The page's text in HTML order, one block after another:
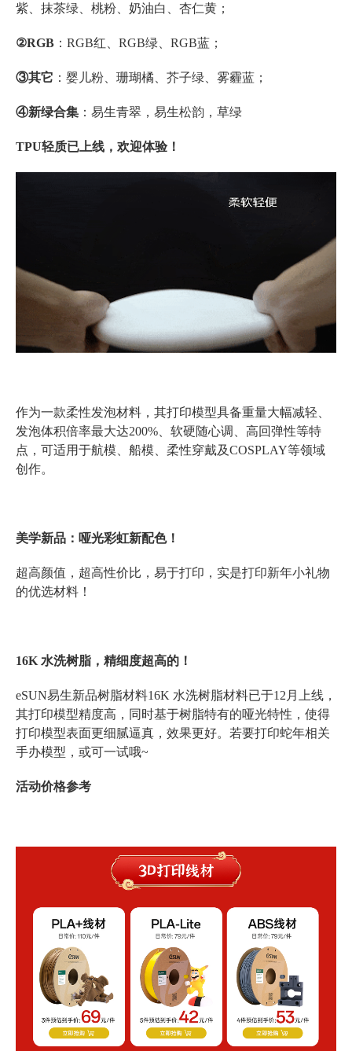
紫、抹茶绿、桃粉、奶油白、杏仁黄；
②RGB ：RGB红、RGB绿、RGB蓝；
③其它 ：婴儿粉、珊瑚橘、芥子绿、雾霾蓝；
④新绿合集 ：易生青翠，易生松韵，草绿
TPU轻质已上线，欢迎体验！
作为一款柔性发泡材料，其打印模型具备重量大幅减轻、
发泡体积倍率最大达200%、软硬随心调、高回弹性等特
点，可适用于航模、船模、柔性穿戴及COSPLAY等领域
创作。
美学新品：哑光彩虹新配色！
超高颜值，超高性价比，易于打印，实是打印新年小礼物
的优选材料！
16K 水洗树脂，精细度超高的！
eSUN易生新品树脂材料16K 水洗树脂材料已于12月上线，
其打印模型精度高，同时基于树脂特有的哑光特性，使得
打印模型表面更细腻逼真，效果更好。若要打印蛇年相关
手办模型，或可一试哦~
活动价格参考